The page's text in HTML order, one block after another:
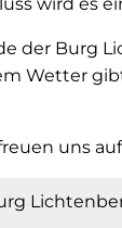
der Burg
Wetter
uns